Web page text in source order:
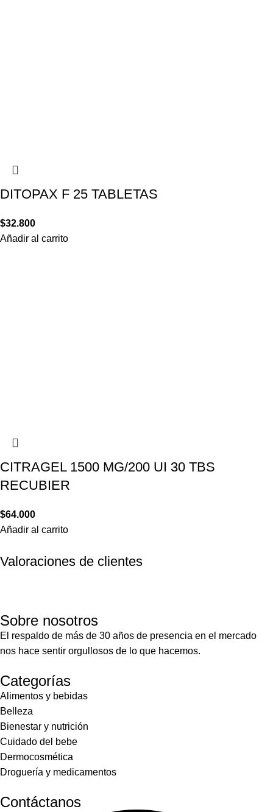
DITOPAX F 25 TABLETAS
$32.800
Añadir al carrito
CITRAGEL 1500 MG/200 UI 30 TBS
RECUBIER
$64.000
Añadir al carrito
Valoraciones de clientes
Sobre nosotros
El respaldo de más de 30 años de presencia en el mercado
nos hace sentir orgullosos de lo que hacemos.
Categorías
Alimentos y bebidas
Belleza
Bienestar y nutrición
Cuidado del bebe
Dermocosmética
Droguería y medicamentos
Contáctanos